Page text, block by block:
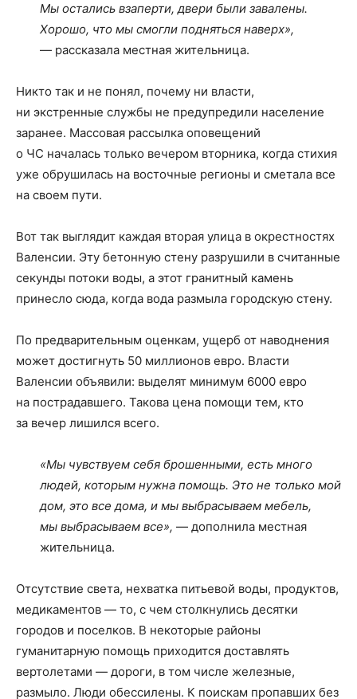
Мы остались взаперти, двери были завалены.
Хорошо, что мы смогли подняться наверх»,
— рассказала местная жительница.
Никто так и не понял, почему ни власти,
ни экстренные службы не предупредили население
заранее. Массовая рассылка оповещений
о ЧС началась только вечером вторника, когда стихия
уже обрушилась на восточные регионы и сметала все
на своем пути.
Вот так выглядит каждая вторая улица в окрестностях
Валенсии. Эту бетонную стену разрушили в считанные
секунды потоки воды, а этот гранитный камень
принесло сюда, когда вода размыла городскую стену.
По предварительным оценкам, ущерб от наводнения
может достигнуть 50 миллионов евро. Власти
Валенсии объявили: выделят минимум 6000 евро
на пострадавшего. Такова цена помощи тем, кто
за вечер лишился всего.
«Мы чувствуем себя брошенными, есть много
людей, которым нужна помощь. Это не только мой
дом, это все дома, и мы выбрасываем мебель,
мы выбрасываем все», — дополнила местная
жительница.
Отсутствие света, нехватка питьевой воды, продуктов,
медикаментов — то, с чем столкнулись десятки
городов и поселков. В некоторые районы
гуманитарную помощь приходится доставлять
вертолетами — дороги, в том числе железные,
размыло. Люди обессилены. К поискам пропавших без